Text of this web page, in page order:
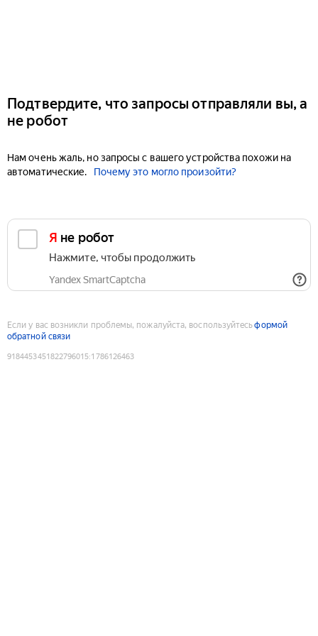
Подтвердите, что запросы отправляли вы, а
не робот
Нам очень жаль, но запросы с вашего устройства похожи на
автоматические.
Почему это могло произойти?
Я не робот
Нажмите, чтобы продолжить
Yandex SmartCaptcha
Если у вас возникли проблемы, пожалуйста, воспользуйтесьформой
обратной связи
9184453451822796015:1786126463